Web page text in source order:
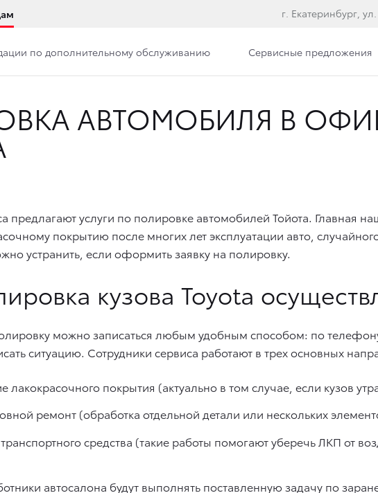
г. Екатеринбург,
по дополнительному обслуживанию Сервисные предложения
АВТОМОБИЛЯ В
предлагают услуги по полировке автомобилей Тойота. Главная
покрытию после многих лет эксплуатации авто,
устранить, если оформить заявку на полировку.
кузова Toyota
можно записаться любым удобным способом: по
ситуацию. Сотрудники сервиса работают в трех основных
лакокрасочного покрытия (актуально в том случае, если кузов
ремонт (обработка отдельной детали или нескольких
средства (такие работы помогают уберечь ЛКП от
автосалона будут выполнять поставленную задачу по